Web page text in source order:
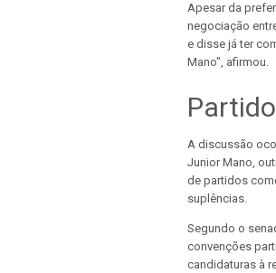
Apesar da
negociação
e disse já ter
Mano", afirmou.
A discussão
Junior Mano,
de partidos
suplências.
Segundo o
convenções
candidaturas à